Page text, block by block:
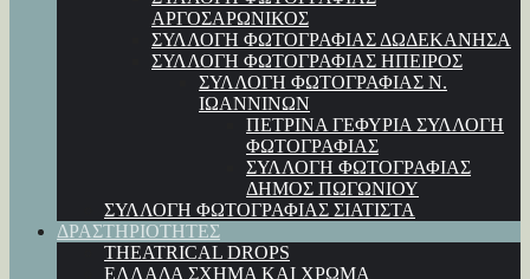
ΑΡΓΟΣΑΡΩΝΙΚΟΣ
ΣΥΛΛΟΓΗ ΦΩΤΟΓΡΑΦΙΑΣ ΔΩΔΕΚΑΝΗΣΑ
ΣΥΛΛΟΓΗ ΦΩΤΟΓΡΑΦΙΑΣ ΗΠΕΙΡΟΣ
ΣΥΛΛΟΓΗ ΦΩΤΟΓΡΑΦΙΑΣ Ν.
ΙΩΑΝΝΙΝΩΝ
ΠΕΤΡΙΝΑ ΓΕΦΥΡΙΑ ΣΥΛΛΟΓΗ
ΦΩΤΟΓΡΑΦΙΑΣ
ΣΥΛΛΟΓΗ ΦΩΤΟΓΡΑΦΙΑΣ
ΔΗΜΟΣ ΠΩΓΩΝΙΟΥ
ΣΥΛΛΟΓΗ ΦΩΤΟΓΡΑΦΙΑΣ ΣΙΑΤΙΣΤΑ
ΔΡΑΣΤΗΡΙΟΤΗΤΕΣ
THEATRICAL DROPS
ΕΛΛΑΔΑ ΣΧΗΜΑ ΚΑΙ ΧΡΩΜΑ